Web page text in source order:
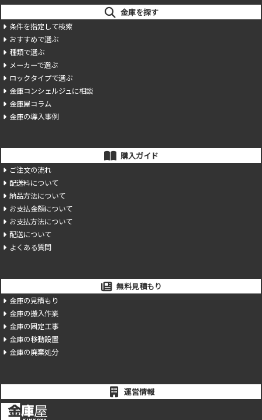
運営情報
金庫を探す
条件を指定して検索
おすすめで選ぶ
種類で選ぶ
メーカーで選ぶ
ロックタイプで選ぶ
金庫コンシェルジュに相談
金庫屋コラム
金庫の導入事例
購入ガイド
ご注文の流れ
配送料について
納品方法について
お支払金額について
お支払方法について
配送について
よくある質問
無料見積もり
金庫の見積もり
金庫の搬入作業
金庫の固定工事
金庫の移動設置
金庫の廃棄処分